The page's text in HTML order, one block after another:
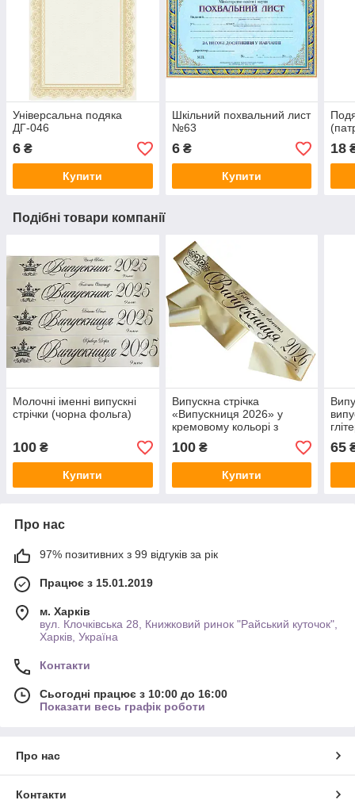
Універсальна подяка
ДГ-046
6 ₴
Купити
Шкільний похвальний лист
№63
6₴
Купити
18
Подібні товари компанії
Молочні іменні випускні
стрічки (чорна фольга)
100 ₴
Купити
Випускна стрічка
«Випускниця 2026» у
кремовому кольорі з
113)
100₴
Купити
65
Про нас
97% позитивних з 99 відгуків за рік
Працює з 15.01.2019
м. Харків
вул. Клочківська 28, Книжковий ринок "Райський куточок",
Харків, Україна
Контакти
Сьогодні працює з 10:00 до 16:00
Показати весь графік роботи
Про нас
Контакти